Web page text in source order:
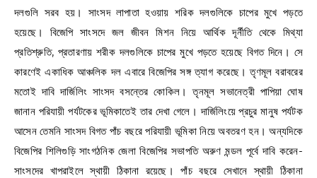
দলগুলি সরব হয়। সাংসদ লাপাতা হওয়ায় শরিক দলগুলিকে চাপের মুখে পড়তে
হয়েছে। বিজেপি সাংসদে জল জীবন মিশন নিয়ে আর্থিক দূর্নীতি থেকে মিথ্যা
প্রতিশ্রুতি, প্রতারণায় শরীক দলগুলিকে চাপের মুখে পড়তে হয়েছে বিগত দিনে। সে
কারণেই একাধিক আঞ্চলিক দল এবারে বিজেপির সঙ্গ ত্যাগ করেছে। তৃণমূল বরাবরের
মতোই দাবি দার্জিলিং সাংসদ বসন্তের কোকিল। তৃনমূল সভানেত্রী পাপিয়া ঘোষ
জানান পরিযায়ী পর্যটকের ভূমিকাতেই তার দেখা গেলে। দার্জিলিংয়ে প্রচুর মানুষ পর্যটক
আসেন তেমনি সাংসদ বিগত পাঁচ বছরে পরিযায়ী ভূমিকা নিয়ে অবতরণ হন। অন্যদিকে
বিজেপির শিলিগুড়ি সাংগঠনিক জেলা বিজেপির সভাপতি অরুণ মন্ডল পূর্বে দাবি করেন-
সাংসদের খাপরাইলে স্থায়ী ঠিকানা রয়েছে। পাঁচ বছরে সেখানে স্থায়ী ঠিকানা